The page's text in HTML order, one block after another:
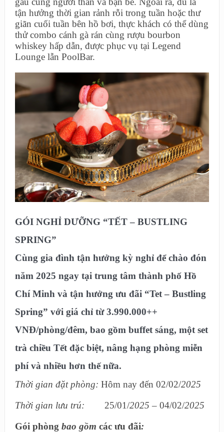
tận hưởng thời gian rảnh rỗi trong tuần hoặc thư
giãn cuối tuần bên hồ bơi, thực khách có thể dùng
thử combo cánh gà rán cùng rượu bourbon
whiskey hấp dẫn, được phục vụ tại Legend
Lounge lẫn PoolBar.
GÓI NGHỈ DƯỠNG “TẾT – BUSTLING
SPRING”
Cùng gia đình tận hưởng kỳ nghỉ để chào đón
năm 2025 ngay tại trung tâm thành phố Hồ
Chí Minh và tận hưởng ưu đãi “Tet – Bustling
Spring” với giá chỉ từ 3.990.000++
VNĐ/phòng/đêm, bao gồm buffet sáng, một set
trà chiều Tết đặc biệt, nâng hạng phòng miễn
phí và nhiều hơn thế nữa.
Thời gian đặt phòng: Hôm nay đến 02/02/2025
Thời gian lưu trú: 25/01/2025 – 04/02/2025
Gói phòng bao gồm các ưu đãi: